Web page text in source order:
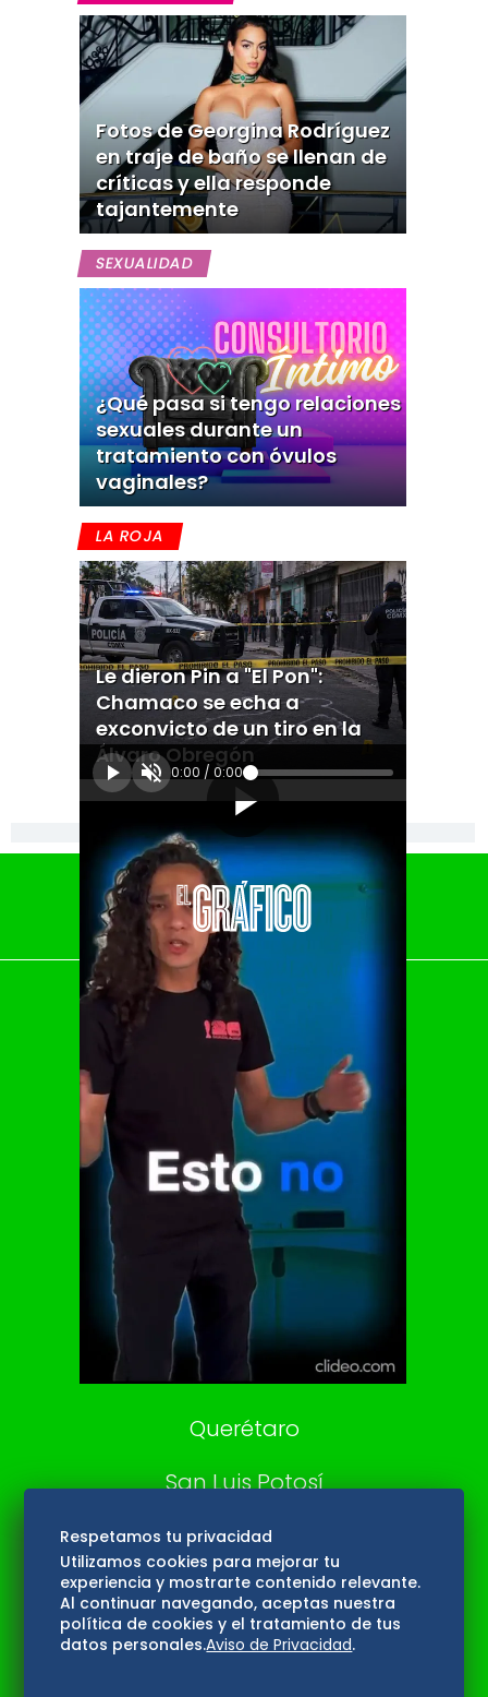
Fotos de Georgina Rodríguez
en traje de baño se llenan de
críticas y ella responde
tajantemente
SEXUALIDAD
¿Qué pasa si tengo relaciones
sexuales durante un
tratamiento con óvulos
vaginales?
LA ROJA
Le dieron Pin a "El Pon":
Chamaco se echa a
exconvicto de un tiro en la
Álvaro Obregón
0:00 / 0:00
[Publicidad]
El Universal
Vive USA
Clase
De 10 sports
DeDinero
Confabulario
Aviso Oportuno
Consultas
Querétaro
San Luis Potosí
Edomex
Consultas
Hidalgo
Respetamos tu privacidad
Utilizamos cookies para mejorar tu
experiencia y mostrarte contenido relevante.
Al continuar navegando, aceptas nuestra
política de cookies y el tratamiento de tus
datos personales.Aviso de Privacidad.